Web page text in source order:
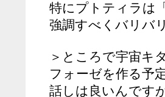
特にプトティラは
強調すべくバリバ
＞ところで宇宙キ
フォーゼを作る予
話しは良いんです